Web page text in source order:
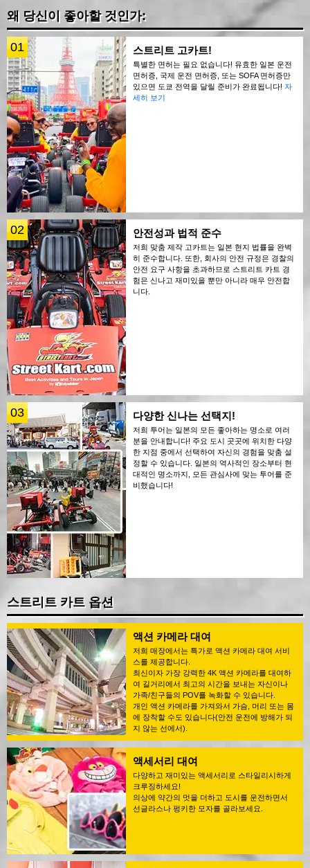
왜 당신이 좋아할 것인가:
01 스트리트 고카트!
특별한 면허는 필요 없습니다! 유효한 일본 운전
면허증, 국제 운전 면허증, 또는 SOFA 면허증만
있으면 도쿄 전역을 달릴 준비가 완료됩니다! 자
세히 보기
02 안전성과 법적 준수
저희 맞춤 제작 고카트는 일본 현지 법률을 완벽
히 준수합니다. 또한, 회사의 안전 규정은 경찰의
안전 요구 사항을 초과하므로 스트리트 카트 경
험은 신나고 재미있을 뿐만 아니라 매우 안전합
니다.
03 다양한 신나는 선택지!
저희 투어는 일본의 모든 좋아하는 명소로 여러
분을 안내합니다! 주요 도시 곳곳에 위치한 다양
한 지점 중에서 선택하여 자신의 경험을 맞춤 설
정할 수 있습니다. 일본의 역사적인 장소부터 현
대적인 명소까지, 모든 관심사에 맞는 투어를 준
비했습니다!
스트리트 카트 옵션
액션 카메라 대여
저희 매장에서는 특가로 액션 카메라 대여 서비
스를 제공합니다.
최신이자 가장 강력한 4K 액션 카메라를 대여하
여 길거리에서 최고의 시간을 보내는 자신이나
가족/친구들의 POV를 녹화할 수 있습니다.
개인 액션 카메라를 가져와서 가슴, 머리 또는 몸
에 장착할 수도 있습니다(안전 운전에 방해가 되
지 않는 선에서).
액세서리 대여
다양하고 재미있는 액세서리로 스타일리시하게
크루징하세요!
의상에 약간의 멋을 더하고 도시를 운전하면서
선글라스나 펑키한 모자를 골라보세요.